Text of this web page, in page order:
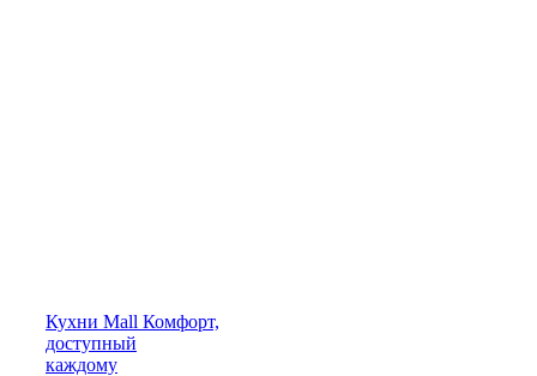
Кухни Mall Комфорт,
доступный
каждому